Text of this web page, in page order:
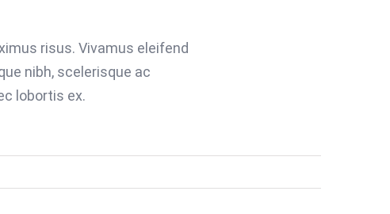
risus. Vivamus eleifend
nibh, scelerisque ac
lobortis ex.